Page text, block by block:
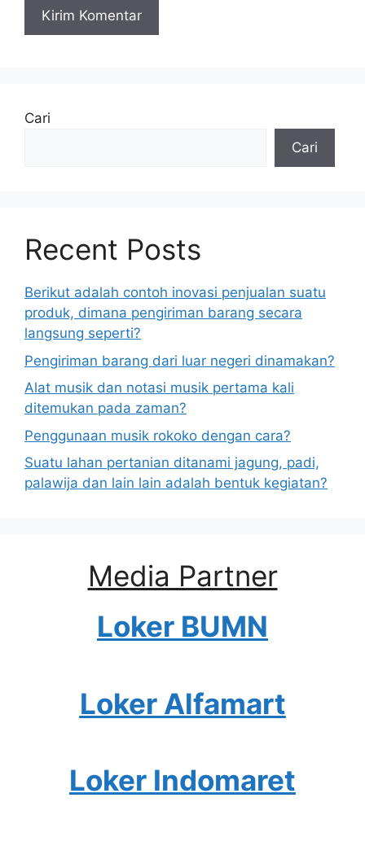
Cari
Cari
Recent Posts
Berikut adalah contoh inovasi penjualan suatu
produk, dimana pengiriman barang secara
langsung seperti?
Pengiriman barang dari luar negeri dinamakan?
Alat musik dan notasi musik pertama kali
ditemukan pada zaman?
Penggunaan musik rokoko dengan cara?
Suatu lahan pertanian ditanami jagung, padi,
palawija dan lain lain adalah bentuk kegiatan?
Media Partner
Loker BUMN
Loker Alfamart
Loker Indomaret